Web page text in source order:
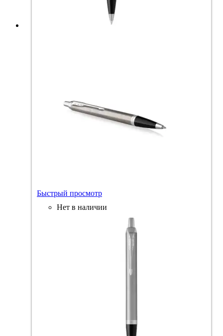
Быстрый просмотр
Нет в наличии